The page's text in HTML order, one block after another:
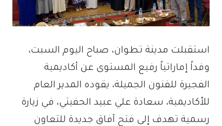
استقبلت مدينة تطوان، صباح اليوم السبت،
وفداً إماراتياً رفيع المستوى عن أكاديمية
الفجيرة للفنون الجميلة، يقوده المدير العام
للأكاديمية، سعادة علي عبيد الحفيتي، في زيارة
رسمية تهدف إلى فتح آفاق جديدة للتعاون